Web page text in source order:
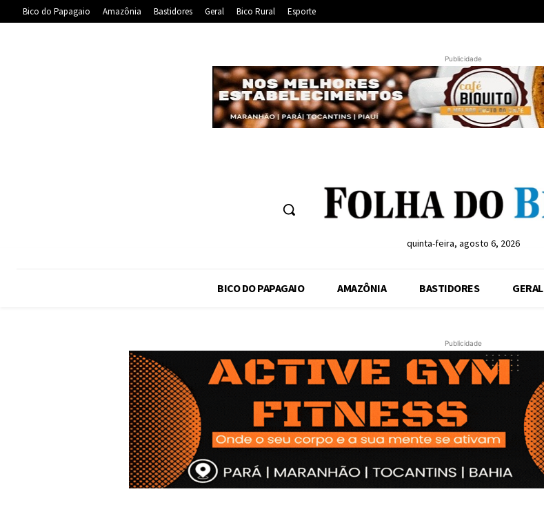
Bico do Papagaio Amazônia Bastidores Geral Bico Rural Esporte
Publicidade
quinta-feira, agosto 6, 2026
BICO DO PAPAGAIO AMAZÔNIA BASTIDORES GERAL
Publicidade